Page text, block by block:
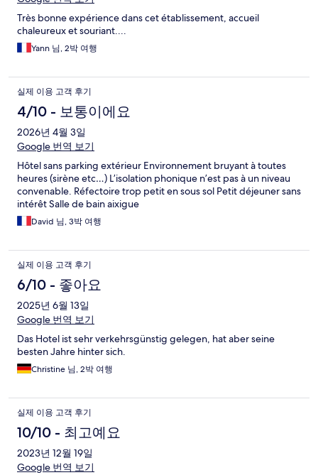
Très bonne expérience dans cet établissement, accueil
chaleureux et souriant....
Yann 님, 2박 여행
실제 이용 고객 후기
4/10 - 보통이에요
2026년 4월 3일
Google 번역 보기
Hôtel sans parking extérieur Environnement bruyant à toutes
heures (sirène etc…) L’isolation phonique n’est pas à un niveau
convenable. Réfectoire trop petit en sous sol Petit déjeuner sans
intérêt Salle de bain aixigue
David 님, 3박 여행
실제 이용 고객 후기
6/10 - 좋아요
2025년 6월 13일
Google 번역 보기
Das Hotel ist sehr verkehrsgünstig gelegen, hat aber seine
besten Jahre hinter sich.
Christine 님, 2박 여행
실제 이용 고객 후기
10/10 - 최고예요
2023년 12월 19일
Google 번역 보기